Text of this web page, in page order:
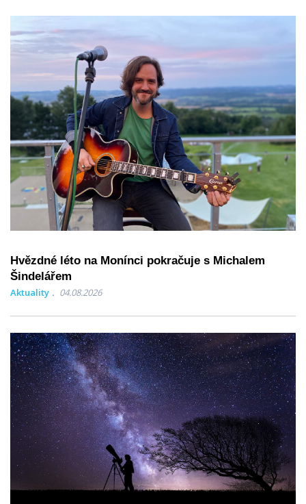
Hvězdné léto na Monínci pokračuje s Michalem
Šindelářem
Aktuality 04.08.2026